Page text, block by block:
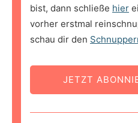
bist, dann schließe hier
vorher erstmal
schau dir den
JETZT